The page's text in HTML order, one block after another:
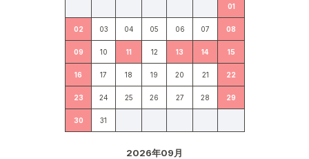
01
02 03 04 05 06 07 08
09 10 11 12 13 14 15
16 17 18 19 20 21 22
23 24 25 26 27 28 29
30 31
2026年09月